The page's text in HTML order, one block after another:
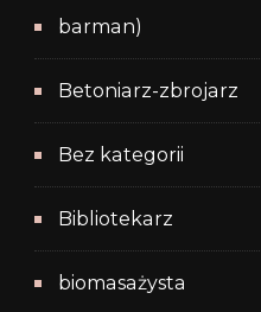
barman)
Betoniarz-zbrojarz
Bez kategorii
Bibliotekarz
biomasażysta